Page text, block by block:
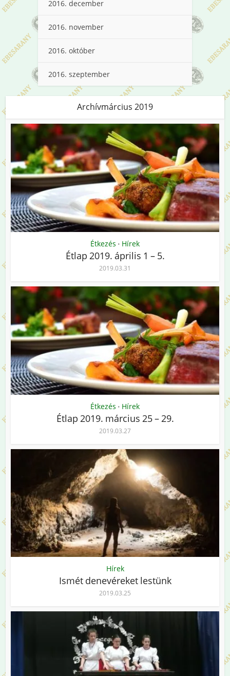
2016. december
2016. november
2016. október
2016. szeptember
Archívmárcius 2019
Étkezés • Hírek
Étlap 2019. április 1 – 5.
2019.03.31
Étkezés • Hírek
Étlap 2019. március 25 – 29.
2019.03.27
Hírek
Ismét denevéreket lestünk
2019.03.25